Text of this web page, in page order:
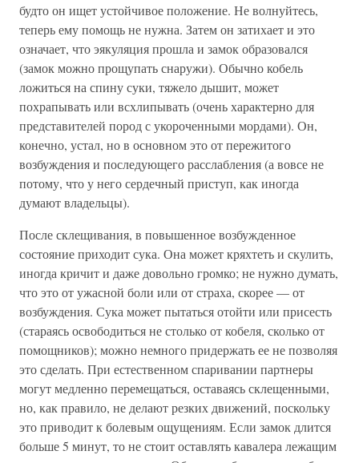
будто он ищет устойчивое положение. Не волнуйтесь,
теперь ему помощь не нужна. Затем он затихает и это
означает, что эякуляция прошла и замок образовался
(замок можно прощупать снаружи). Обычно кобель
ложиться на спину суки, тяжело дышит, может
похрапывать или всхлипывать (очень характерно для
представителей пород с укороченными мордами). Он,
конечно, устал, но в основном это от пережитого
возбуждения и последующего расслабления (а вовсе не
потому, что у него сердечный приступ, как иногда
думают владельцы).
После склещивания, в повышенное возбужденное
состояние приходит сука. Она может кряхтеть и скулить,
иногда кричит и даже довольно громко; не нужно думать,
что это от ужасной боли или от страха, скорее — от
возбуждения. Сука может пытаться отойти или присесть
(стараясь освободиться не столько от кобеля, сколько от
помощников); можно немного придержать ее не позволяя
это сделать. При естественном спаривании партнеры
могут медленно перемещаться, оставаясь склещенными,
но, как правило, не делают резких движений, поскольку
это приводит к болевым ощущениям. Если замок длится
больше 5 минут, то не стоит оставлять кавалера лежащим